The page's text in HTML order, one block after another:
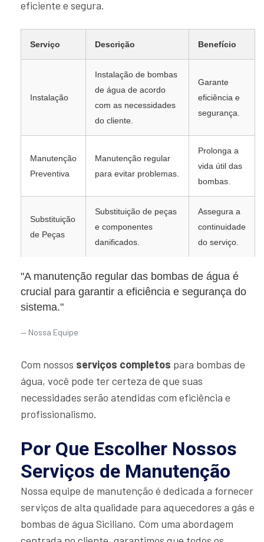
eficiente e segura.
Serviço Descrição Benefício
Instalação
Instalação de bombas
de água de acordo
com as necessidades
do cliente.
Garante
eficiência e
segurança.
Manutenção
Preventiva
Manutenção regular
para evitar problemas.
Prolonga a
vida útil das
bombas.
Substituição
de Peças
Substituição de peças
e componentes
danificados.
Assegura a
continuidade
do serviço.
"A manutenção regular das bombas de água é
crucial para garantir a eficiência e segurança do
sistema."
Nossa Equipe
Com nossos serviços completos para bombas de
água, você pode ter certeza de que suas
necessidades serão atendidas com eficiência e
profissionalismo.
Por Que Escolher Nossos
Serviços de Manutenção
Nossa equipe de manutenção é dedicada a fornecer
serviços de alta qualidade para aquecedores a gás e
bombas de água Siciliano. Com uma abordagem